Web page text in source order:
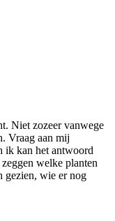
Niet zozeer vanwege
Vraag aan mij
ik kan het antwoord
welke planten
gezien, wie er nog